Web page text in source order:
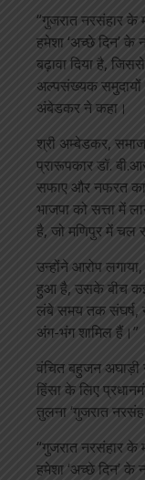
“गुजरात नरसंहार के
हमेशा ‘अच्छे दिन’ के
बढ़ावा दिया है,
अल्पसंख्यक समुदायों
अंबेडकर ने कहा।
श्री अम्बेडकर,
प्रारूपकार डॉ.
सफाए और नफरत का
भाजपा को सत्ता में
है, जो मणिपुर में चल
उन्होंने आरोप
हुआ है, उसके बीच कई
लंबे समय तक संघर्ष,
अंग-भंग शामिल हैं।”
वंचित बहुजन अघाड़ी
हिंसा के लिए
तुलना ‘गुजरात
“गुजरात नरसंहार के
हमेशा ‘अच्छे दिन’ के